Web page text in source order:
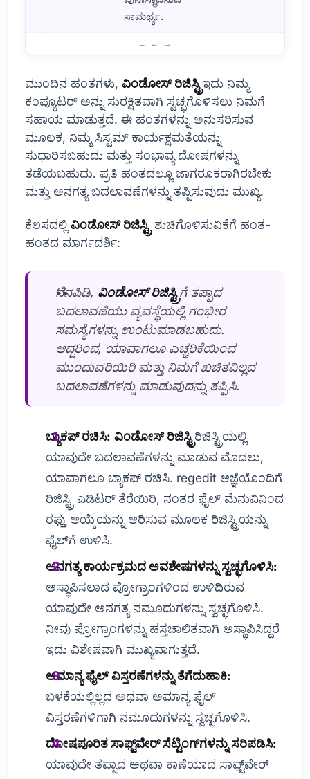
ಸಾಮರ್ಥ್ಯ.
ಮುಂದಿನ ಹಂತಗಳು, ವಿಂಡೋಸ್ ರಿಜಿಸ್ಟ್ರಿಇದು ನಿಮ್ಮ
ಕಂಪ್ಯೂಟರ್ ಅನ್ನು ಸುರಕ್ಷಿತವಾಗಿ ಸ್ವಚ್ಛಗೊಳಿಸಲು ನಿಮಗೆ
ಸಹಾಯ ಮಾಡುತ್ತದೆ. ಈ ಹಂತಗಳನ್ನು ಅನುಸರಿಸುವ
ಮೂಲಕ, ನಿಮ್ಮ ಸಿಸ್ಟಮ್ ಕಾರ್ಯಕ್ಷಮತೆಯನ್ನು
ಸುಧಾರಿಸಬಹುದು ಮತ್ತು ಸಂಭಾವ್ಯ ದೋಷಗಳನ್ನು
ತಡೆಯಬಹುದು. ಪ್ರತಿ ಹಂತದಲ್ಲೂ ಜಾಗರೂಕರಾಗಿರಬೇಕು
ಮತ್ತು ಅನಗತ್ಯ ಬದಲಾವಣೆಗಳನ್ನು ತಪ್ಪಿಸುವುದು ಮುಖ್ಯ.
ಕೆಲಸದಲ್ಲಿ ವಿಂಡೋಸ್ ರಿಜಿಸ್ಟ್ರಿ ಶುಚಿಗೊಳಿಸುವಿಕೆಗೆ ಹಂತ-
ಹಂತದ ಮಾರ್ಗದರ್ಶಿ:
ನೆನಪಿಡಿ, ವಿಂಡೋಸ್ ರಿಜಿಸ್ಟ್ರಿಗೆ ತಪ್ಪಾದ
ಬದಲಾವಣೆಯು ವ್ಯವಸ್ಥೆಯಲ್ಲಿ ಗಂಭೀರ
ಸಮಸ್ಯೆಗಳನ್ನು ಉಂಟುಮಾಡಬಹುದು.
ಆದ್ದರಿಂದ, ಯಾವಾಗಲೂ ಎಚ್ಚರಿಕೆಯಿಂದ
ಮುಂದುವರಿಯಿರಿ ಮತ್ತು ನಿಮಗೆ ಖಚಿತವಿಲ್ಲದ
ಬದಲಾವಣೆಗಳನ್ನು ಮಾಡುವುದನ್ನು ತಪ್ಪಿಸಿ.
ಬ್ಯಾಕಪ್ ರಚಿಸಿ: ವಿಂಡೋಸ್ ರಿಜಿಸ್ಟ್ರಿರಿಜಿಸ್ಟ್ರಿಯಲ್ಲಿ
ಯಾವುದೇ ಬದಲಾವಣೆಗಳನ್ನು ಮಾಡುವ ಮೊದಲು,
ಯಾವಾಗಲೂ ಬ್ಯಾಕಪ್ ರಚಿಸಿ. regedit ಆಜ್ಞೆಯೊಂದಿಗೆ
ರಿಜಿಸ್ಟ್ರಿ ಎಡಿಟರ್ ತೆರೆಯಿರಿ, ನಂತರ ಫೈಲ್ ಮೆನುವಿನಿಂದ
ರಫ್ತು ಆಯ್ಕೆಯನ್ನು ಆರಿಸುವ ಮೂಲಕ ರಿಜಿಸ್ಟ್ರಿಯನ್ನು
ಫೈಲ್‌ಗೆ ಉಳಿಸಿ.
ಅನಗತ್ಯ ಕಾರ್ಯಕ್ರಮದ ಅವಶೇಷಗಳನ್ನು ಸ್ವಚ್ಛಗೊಳಿಸಿ:
ಅಸ್ಥಾಪಿಸಲಾದ ಪ್ರೋಗ್ರಾಂಗಳಿಂದ ಉಳಿದಿರುವ
ಯಾವುದೇ ಅನಗತ್ಯ ನಮೂದುಗಳನ್ನು ಸ್ವಚ್ಛಗೊಳಿಸಿ.
ನೀವು ಪ್ರೋಗ್ರಾಂಗಳನ್ನು ಹಸ್ತಚಾಲಿತವಾಗಿ ಅಸ್ಥಾಪಿಸಿದ್ದರೆ
ಇದು ವಿಶೇಷವಾಗಿ ಮುಖ್ಯವಾಗುತ್ತದೆ.
ಅಮಾನ್ಯ ಫೈಲ್ ವಿಸ್ತರಣೆಗಳನ್ನು ತೆಗೆದುಹಾಕಿ:
ಬಳಕೆಯಲ್ಲಿಲ್ಲದ ಅಥವಾ ಅಮಾನ್ಯ ಫೈಲ್
ವಿಸ್ತರಣೆಗಳಿಗಾಗಿ ನಮೂದುಗಳನ್ನು ಸ್ವಚ್ಛಗೊಳಿಸಿ.
ದೋಷಪೂರಿತ ಸಾಫ್ಟ್‌ವೇರ್ ಸೆಟ್ಟಿಂಗ್‌ಗಳನ್ನು ಸರಿಪಡಿಸಿ:
ಯಾವುದೇ ತಪ್ಪಾದ ಅಥವಾ ಕಾಣೆಯಾದ ಸಾಫ್ಟ್‌ವೇರ್